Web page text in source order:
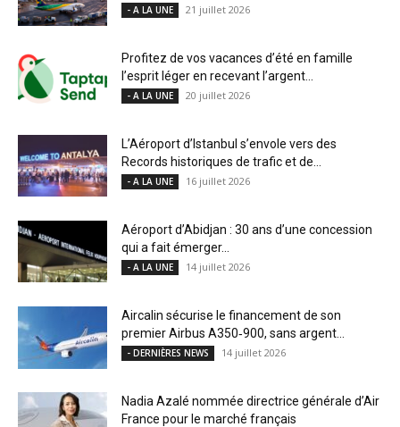
- A LA UNE 21 juillet 2026
Profitez de vos vacances d’été en famille
l’esprit léger en recevant l’argent...
- A LA UNE 20 juillet 2026
L’Aéroport d’Istanbul s’envole vers des
Records historiques de trafic et de...
- A LA UNE 16 juillet 2026
Aéroport d’Abidjan : 30 ans d’une concession
qui a fait émerger...
- A LA UNE 14 juillet 2026
Aircalin sécurise le financement de son
premier Airbus A350‑900, sans argent...
- DERNIÈRES NEWS 14 juillet 2026
Nadia Azalé nommée directrice générale d’Air
France pour le marché français